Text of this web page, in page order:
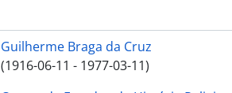
Guilherme Braga da Cruz
(1916-06-11 - 1977-03-11)